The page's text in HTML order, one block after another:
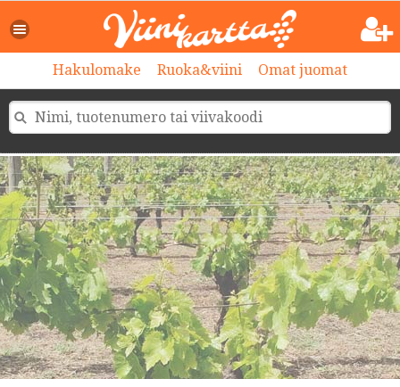
Hakulomake Ruoka&viini Omat juomat